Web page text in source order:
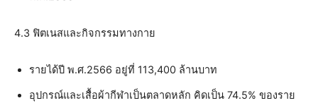
4.3 ฟิตเนสและกิจกรรมทางกาย
รายได้ปี พ.ศ.2566 อยู่ที่ 113,400 ล้านบาท
อุปกรณ์และเสื้อผ้ากีฬาเป็นตลาดหลัก คิดเป็น 74.5% ของราย